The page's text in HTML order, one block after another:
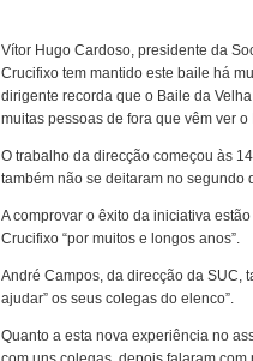
Vítor Hugo Cardoso, presidente da
Crucifixo tem mantido este baile há
dirigente recorda que o Baile da
muitas pessoas de fora que vêm ver
O trabalho da direcção começou às
também não se deitaram no segundo
A comprovar o êxito da iniciativa
Crucifixo “por muitos e longos anos”.
André Campos, da direcção da SUC,
ajudar” os seus colegas do elenco”.
Quanto a esta nova experiência no